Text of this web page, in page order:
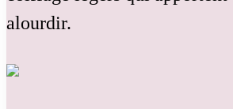
alourdir.